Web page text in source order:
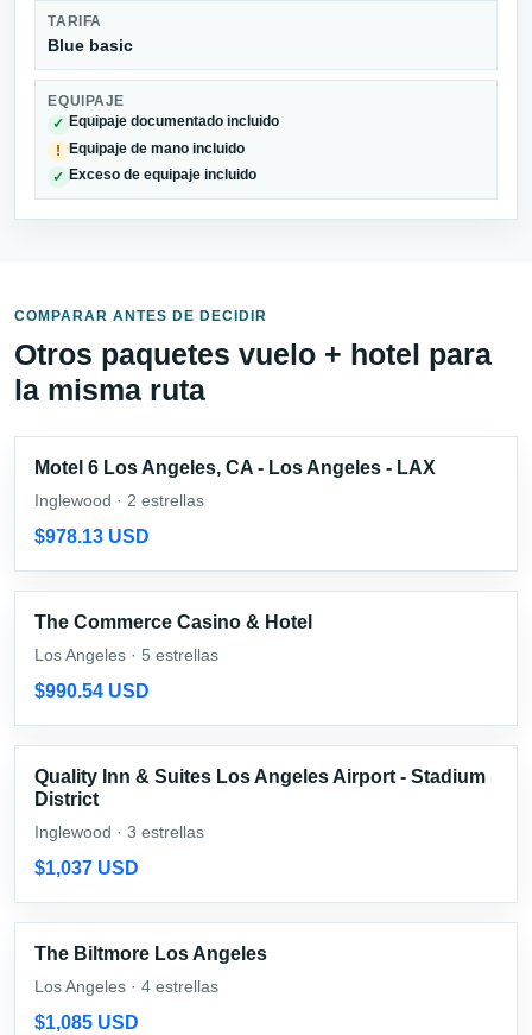
TARIFA
Blue basic
EQUIPAJE
✓ Equipaje documentado incluido
! Equipaje de mano incluido
✓ Exceso de equipaje incluido
COMPARAR ANTES DE DECIDIR
Otros paquetes vuelo + hotel para
la misma ruta
Motel 6 Los Angeles, CA - Los Angeles - LAX
Inglewood · 2 estrellas
$978.13 USD
The Commerce Casino & Hotel
Los Angeles · 5 estrellas
$990.54 USD
Quality Inn & Suites Los Angeles Airport - Stadium
District
Inglewood · 3 estrellas
$1,037 USD
The Biltmore Los Angeles
Los Angeles · 4 estrellas
$1,085 USD